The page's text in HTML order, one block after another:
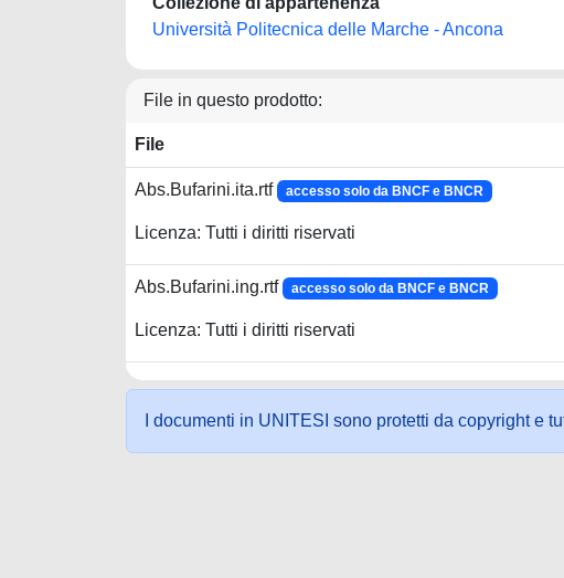
Università Politecnica delle Marche - Ancona
File in questo prodotto:
File
Abs.Bufarini.ita.rtf accesso solo da BNCF e BNCR
Licenza: Tutti i diritti riservati
Abs.Bufarini.ing.rtf accesso solo da BNCF e BNCR
Licenza: Tutti i diritti riservati
I documenti in UNITESI sono protetti da copyright e